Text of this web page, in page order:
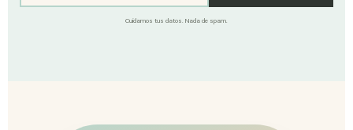
Cuidamos tus datos. Nada de spam.